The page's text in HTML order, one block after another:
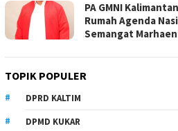
PA GMNI
Rumah Agenda
Semangat
TOPIK POPULER
DPRD KALTIM
DPMD KUKAR